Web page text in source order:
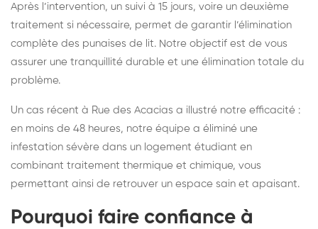
Après l’intervention, un suivi à 15 jours, voire un deuxième
traitement si nécessaire, permet de garantir l’élimination
complète des punaises de lit. Notre objectif est de vous
assurer une tranquillité durable et une élimination totale du
problème.
Un cas récent à Rue des Acacias a illustré notre efficacité :
en moins de 48 heures, notre équipe a éliminé une
infestation sévère dans un logement étudiant en
combinant traitement thermique et chimique, vous
permettant ainsi de retrouver un espace sain et apaisant.
Pourquoi faire confiance à